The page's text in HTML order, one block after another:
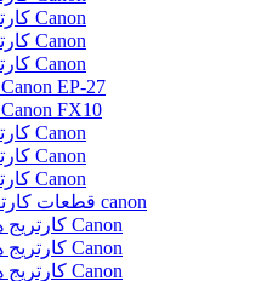
کارتریج 712 Canon
کارتریج 713 Canon
کارتریج 303 Canon
کارتریج Canon EP-27
کارتریج Canon FX10
کارتریج 047 Canon
کارتریج 051 Canon
کارتریج 052 Canon
قطعات کارتریج لیزر رنگی canon
کارتریج های 731 Canon
کارتریج های 729 Canon
کارتریج های 716 Canon